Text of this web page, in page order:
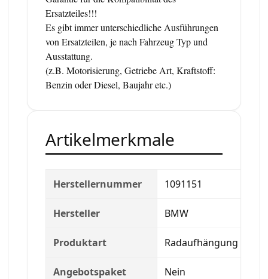
Ersatzteiles!!!
Es gibt immer unterschiedliche Ausführungen
von Ersatzteilen, je nach Fahrzeug Typ und
Ausstattung.
(z.B. Motorisierung, Getriebe Art, Kraftstoff:
Benzin oder Diesel, Baujahr etc.)
Artikelmerkmale
Herstellernummer 1091151
Hersteller BMW
Produktart Radaufhängung
Angebotspaket Nein